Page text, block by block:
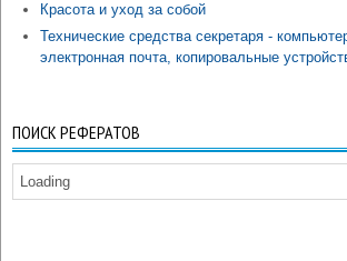
Красота и уход за собой
Технические средства секретаря -
электронная почта, копировальные
ПОИСК РЕФЕРАТОВ
Loading